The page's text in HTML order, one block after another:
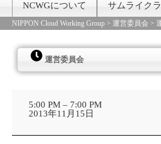
NCWGについて サムライク
NIPPON Cloud Working Group > 運営委員会 >
運営委員会
5:00 PM – 7:00 PM
2013年11月15日